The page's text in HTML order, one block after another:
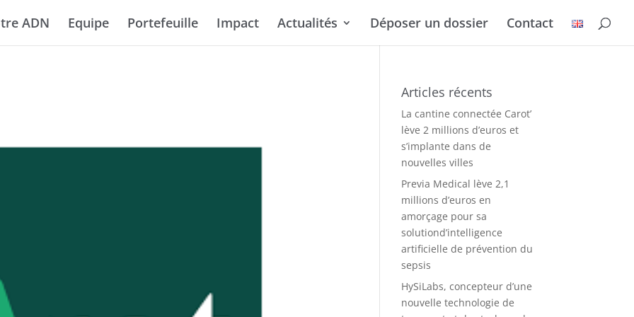
ADN Equipe Portefeuille Impact Actualités Déposer un dossier Contact
Articles récents
La cantine connectée Carot’
lève 2 millions d’euros et
s’implante dans de
nouvelles villes
Previa Medical lève 2,1
millions d’euros en
amorçage pour sa
solutiond’intelligence
artificielle de prévention du
sepsis
HySiLabs, concepteur d’une
nouvelle technologie de